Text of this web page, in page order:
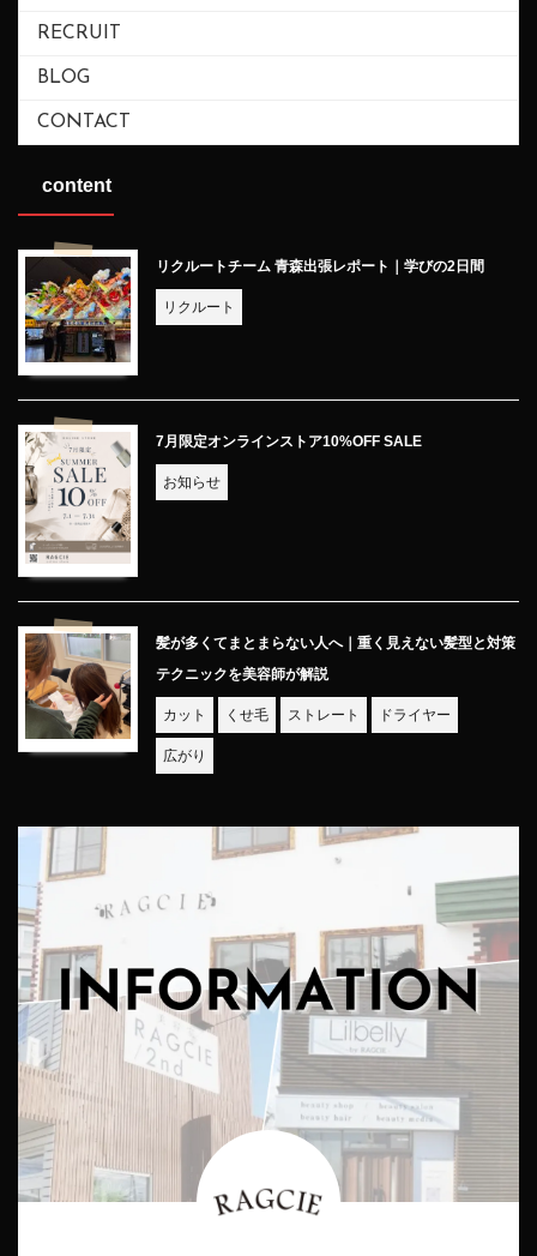
RECRUIT
BLOG
CONTACT
content
リクルートチーム 青森出張レポート｜学びの2日間
リクルート
7月限定オンラインストア10%OFF SALE
お知らせ
髪が多くてまとまらない人へ｜重く見えない髪型と対策
テクニックを美容師が解説
カット くせ毛 ストレート ドライヤー
広がり